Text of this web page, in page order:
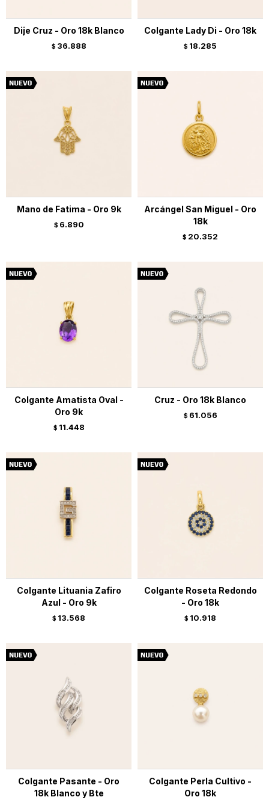
Dije Cruz - Oro 18k Blanco
$ 36.888
Colgante Lady Di - Oro 18k
$ 18.285
Mano de Fatima - Oro 9k
$ 6.890
Arcángel San Miguel - Oro
18k
$ 20.352
Colgante Amatista Oval -
Oro 9k
$ 11.448
Cruz - Oro 18k Blanco
$ 61.056
Colgante Lituania Zafiro
Azul - Oro 9k
$ 13.568
Colgante Roseta Redondo
- Oro 18k
$ 10.918
Colgante Pasante - Oro
18k Blanco y Bte
Colgante Perla Cultivo -
Oro 18k